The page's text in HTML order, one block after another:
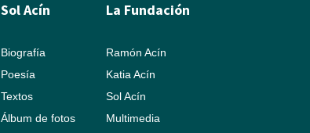
Sol Acín
Biografía
Poesía
Textos
Álbum de fotos
La Fundación
Ramón Acín
Katia Acín
Sol Acín
Multimedia